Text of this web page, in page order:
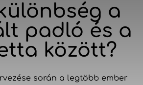
a
padló és a
között?
során a legtöbb ember